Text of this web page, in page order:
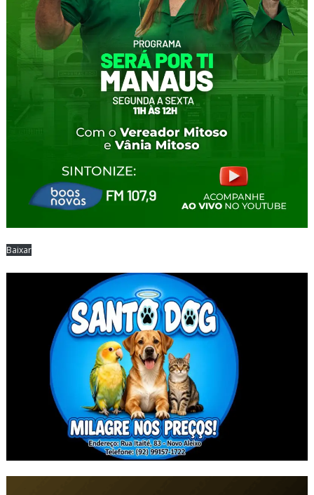
Baixar